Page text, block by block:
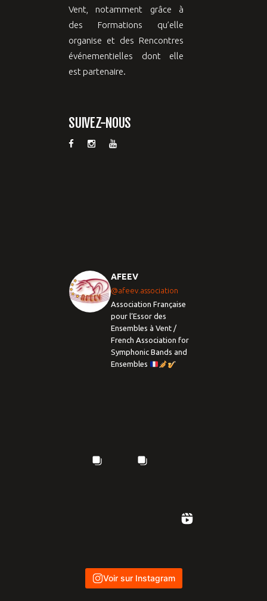
Vent, notamment grâce à
des Formations qu’elle
organise et des Rencontres
événementielles dont elle
est partenaire.
SUIVEZ-NOUS
AFEEV
@afeev.association
Association Française
pour l’Essor des
Ensembles à Vent /
French Association for
Symphonic Bands and
Ensembles
Voir sur Instagram